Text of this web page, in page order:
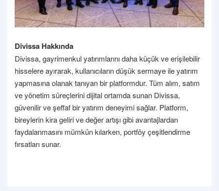
Divissa Hakkında
Divissa, gayrimenkul yatırımlarını daha küçük ve erişilebilir
hisselere ayırarak, kullanıcıların düşük sermaye ile yatırım
yapmasına olanak tanıyan bir platformdur. Tüm alım, satım
ve yönetim süreçlerini dijital ortamda sunan Divissa,
güvenilir ve şeffaf bir yatırım deneyimi sağlar. Platform,
bireylerin kira geliri ve değer artışı gibi avantajlardan
faydalanmasını mümkün kılarken, portföy çeşitlendirme
fırsatları sunar.